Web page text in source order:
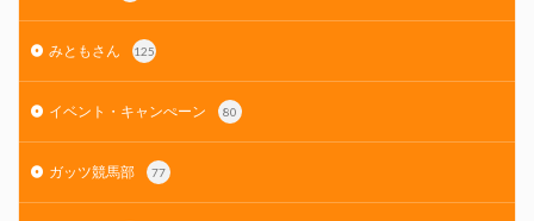
みともさん 125
イベント・キャンぺーン 80
ガッツ競馬部 77